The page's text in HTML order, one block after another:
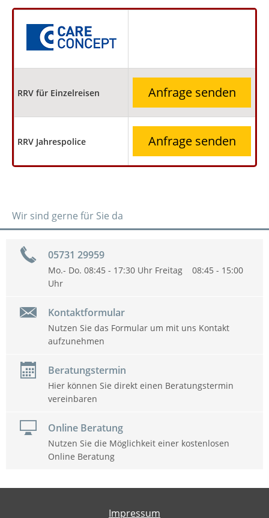
RRV für Einzelreisen Anfrage senden
RRV Jahrespolice Anfrage senden
Wir sind gerne für Sie da
05731 29959
Mo.- Do. 08:45 - 17:30 Uhr Freitag 08:45 - 15:00
Uhr
Kontaktformular
Nutzen Sie das Formular um mit uns Kontakt
aufzunehmen
Beratungstermin
Hier können Sie direkt einen Beratungstermin
vereinbaren
Online Beratung
Nutzen Sie die Möglichkeit einer kostenlosen
Online Beratung
Impressum